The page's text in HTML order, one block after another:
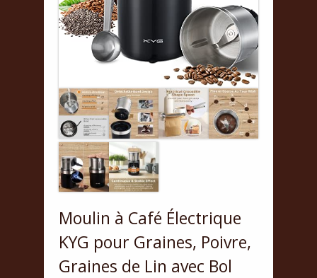
Moulin à Café Électrique
KYG pour Graines, Poivre,
Graines de Lin avec Bol